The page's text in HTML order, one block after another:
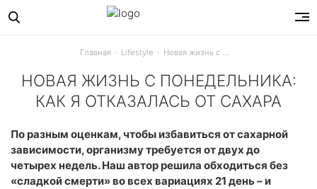
Главная Lifestyle
НОВАЯ ЖИЗНЬ С ПОНЕДЕЛЬНИКА:
КАК Я ОТКАЗАЛАСЬ ОТ САХАРА
На то, чтобы выработать новую привычку, организму
По разным оценкам, чтобы избавиться от сахарной
зависимости, организму требуется от двух до
четырех недель. Наш автор решила обходиться без
«сладкой смерти» во всех вариациях 21 день – и